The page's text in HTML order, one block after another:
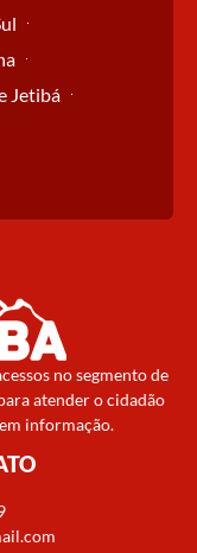
Jetibá
no segmento de
atender o cidadão
informação.